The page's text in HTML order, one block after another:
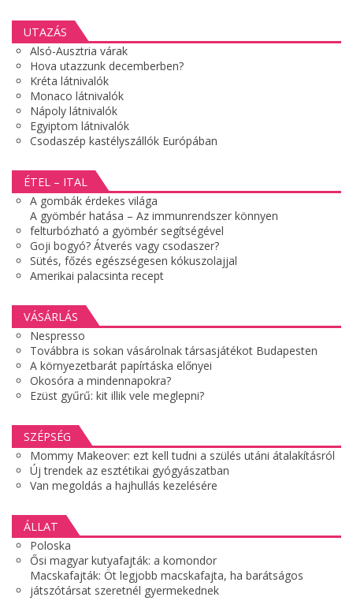
UTAZÁS
Alsó-Ausztria várak
Hova utazzunk decemberben?
Kréta látnivalók
Monaco látnivalók
Nápoly látnivalók
Egyiptom látnivalók
Csodaszép kastélyszállók Európában
ÉTEL – ITAL
A gombák érdekes világa
A gyömbér hatása – Az immunrendszer könnyen
felturbózható a gyömbér segítségével
Goji bogyó? Átverés vagy csodaszer?
Sütés, főzés egészségesen kókuszolajjal
Amerikai palacsinta recept
VÁSÁRLÁS
Nespresso
Továbbra is sokan vásárolnak társasjátékot Budapesten
A környezetbarát papírtáska előnyei
Okosóra a mindennapokra?
Ezüst gyűrű: kit illik vele meglepni?
SZÉPSÉG
Mommy Makeover: ezt kell tudni a szülés utáni átalakításról
Új trendek az esztétikai gyógyászatban
Van megoldás a hajhullás kezelésére
ÁLLAT
Poloska
Ősi magyar kutyafajták: a komondor
Macskafajták: Öt legjobb macskafajta, ha barátságos
játszótársat szeretnél gyermekednek